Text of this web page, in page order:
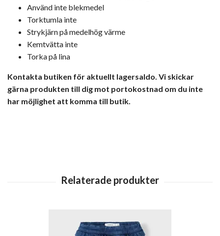
Använd inte blekmedel
Torktumla inte
Strykjärn på medelhög värme
Kemtvätta inte
Torka på lina
Kontakta butiken för aktuellt lagersaldo. Vi skickar
gärna produkten till dig mot portokostnad om du inte
har möjlighet att komma till butik.